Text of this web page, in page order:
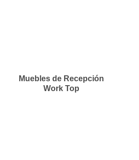
Muebles de Recepción
Work Top